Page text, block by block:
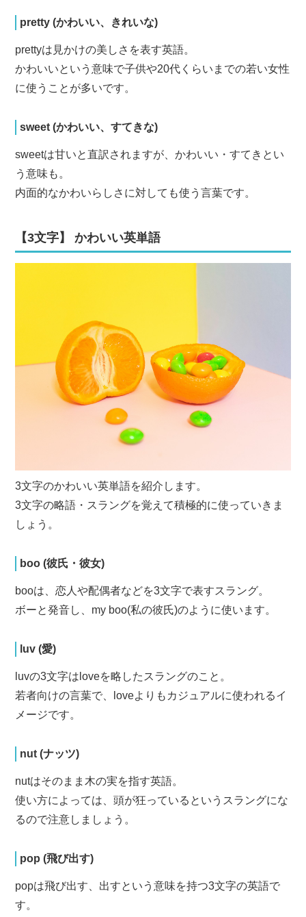
pretty (かわいい、きれいな)
prettyは見かけの美しさを表す英語。
かわいいという意味で子供や20代くらいまでの若い女性
に使うことが多いです。
sweet (かわいい、すてきな)
sweetは甘いと直訳されますが、かわいい・すてきとい
う意味も。
内面的なかわいらしさに対しても使う言葉です。
【3文字】 かわいい英単語
3文字のかわいい英単語を紹介します。
3文字の略語・スラングを覚えて積極的に使っていきま
しょう。
boo (彼氏・彼女)
booは、恋人や配偶者などを3文字で表すスラング。
ボーと発音し、my boo(私の彼氏)のように使います。
luv (愛)
luvの3文字はloveを略したスラングのこと。
若者向けの言葉で、loveよりもカジュアルに使われるイ
メージです。
nut (ナッツ)
nutはそのまま木の実を指す英語。
使い方によっては、頭が狂っているというスラングにな
るので注意しましょう。
pop (飛び出す)
popは飛び出す、出すという意味を持つ3文字の英語で
す。